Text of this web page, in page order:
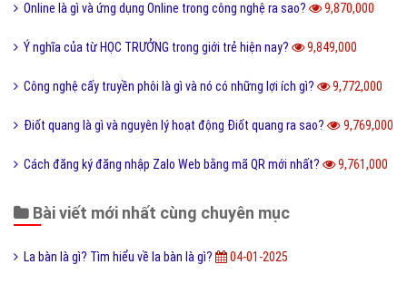
Online là gì và ứng dụng Online trong công nghệ ra sao? 9,870,000
Ý nghĩa của từ HỌC TRƯỞNG trong giới trẻ hiện nay? 9,849,000
Công nghệ cấy truyền phôi là gì và nó có những lợi ích gì? 9,772,000
Điốt quang là gì và nguyên lý hoạt động Điốt quang ra sao? 9,769,000
Cách đăng ký đăng nhập Zalo Web bằng mã QR mới nhất? 9,761,000
Bài viết mới nhất cùng chuyên mục
La bàn là gì? Tìm hiểu về la bàn là gì? 04-01-2025